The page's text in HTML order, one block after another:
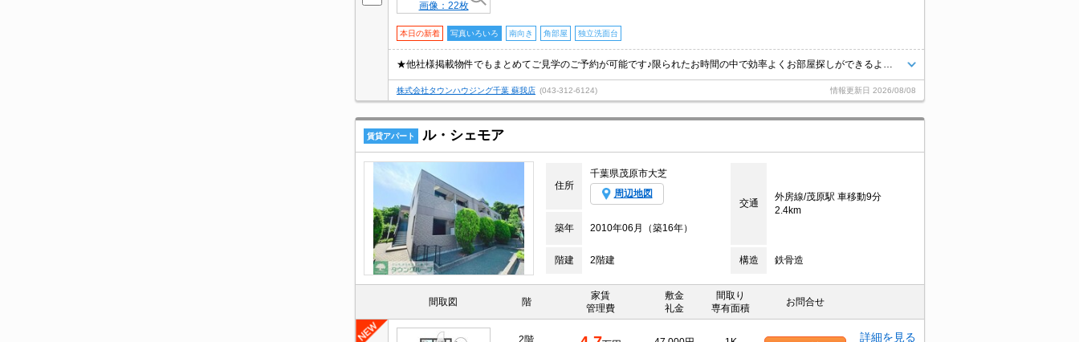
画像：22枚
本日の新着 写真いろいろ 南向き 角部屋 独立洗面台
株式会社タウンハウジング千葉 蘇我店 (043-312-6124) 情報更新日 2026/08/08
賃貸アパート ル・シェモア
住所
千葉県茂原市大芝
周辺地図
交通
外房線/茂原駅 車移動9分
2.4km
築年
2010年06月（築16年）
階建 2階建 構造 鉄骨造
間取図 階
家賃
管理費
敷金
礼金
間取り
専有面積
お問合せ
2階 詳細を見る